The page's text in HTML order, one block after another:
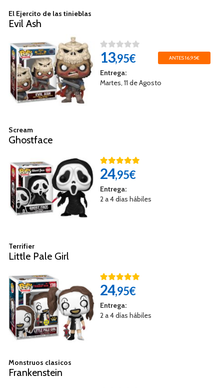
El Ejercito de las tinieblas
Evil Ash
13,95€ ANTES 16,95€
Entrega:
Martes, 11 de Agosto
Scream
Ghostface
24,95€
Entrega:
2 a 4 días hábiles
Terrifier
Little Pale Girl
24,95€
Entrega:
2 a 4 días hábiles
Monstruos clasicos
Frankenstein